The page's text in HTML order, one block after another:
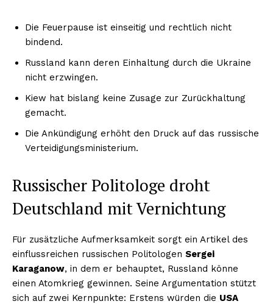
Die Feuerpause ist einseitig und rechtlich nicht
bindend.
Russland kann deren Einhaltung durch die Ukraine
nicht erzwingen.
Kiew hat bislang keine Zusage zur Zurückhaltung
gemacht.
Die Ankündigung erhöht den Druck auf das russische
Verteidigungsministerium.
Russischer Politologe droht
Deutschland mit Vernichtung
Für zusätzliche Aufmerksamkeit sorgt ein Artikel des
einflussreichen russischen Politologen Sergei
Karaganow, in dem er behauptet, Russland könne
einen Atomkrieg gewinnen. Seine Argumentation stützt
sich auf zwei Kernpunkte: Erstens würden die USA